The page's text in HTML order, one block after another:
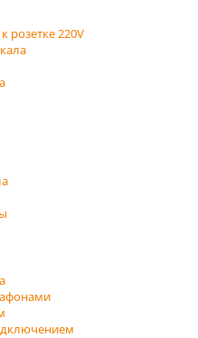
розетке 220V